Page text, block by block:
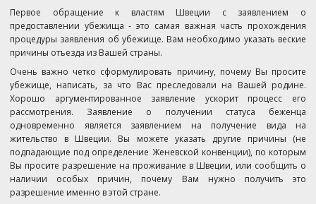
Первое обращение к властям Швеции с заявлением о
предоставлении убежища - это самая важная часть прохождения
процедуры заявления об убежище. Вам необходимо указать веские
причины отъезда из Вашей страны.
Очень важно четко сформулировать причину, почему Вы просите
убежище, написать, за что Вас преследовали на Вашей родине.
Хорошо аргументированное заявление ускорит процесс его
рассмотрения. Заявление о получении статуса беженца
одновременно является заявлением на получение вида на
жительство в Швеции. Вы можете указать другие причины (не
подпадающие под определение Женевской конвенции), по которым
Вы просите разрешение на проживание в Швеции, или сообщить о
наличии особых причин, почему Вам нужно получить это
разрешение именно в этой стране.